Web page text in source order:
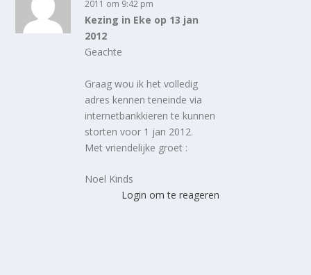
2011 om 9:42 pm
Kezing in Eke op 13 jan
2012
Geachte
Graag wou ik het volledig
adres kennen teneinde via
internetbankkieren te kunnen
storten voor 1 jan 2012.
Met vriendelijke groet :
Noel Kinds
Login om te reageren